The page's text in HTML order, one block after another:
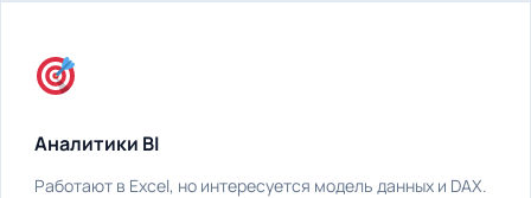
Аналитики BI
Работают в Excel, но интересуется модель данных и DAX.